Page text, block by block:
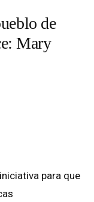
de
Mary
para que